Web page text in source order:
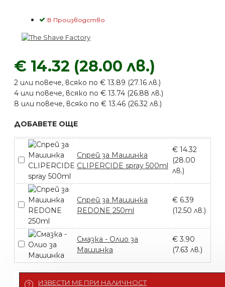
€ 14.32 (28.00 лв.)
2 или повече, всяко по € 13.89 (27.16 лв.)
4 или повече, всяко по € 13.74 (26.88 лв.)
8 или повече, всяко по € 13.46 (26.32 лв.)
В Производство
ДОБАВЕТЕ ОЩЕ
Спрей за Машинка
CLIPERCIDE spray 500ml
€ 14.32
(28.00
лв.)
Спрей за Машинка
REDONE 250ml
€ 6.39
(12.50 лв.)
Смазка - Олио за
Машинка
€ 3.90
(7.63 лв.)
ИЗВЕСТИ МЕ ПРИ НАЛИЧНОСТ
Подсети ме